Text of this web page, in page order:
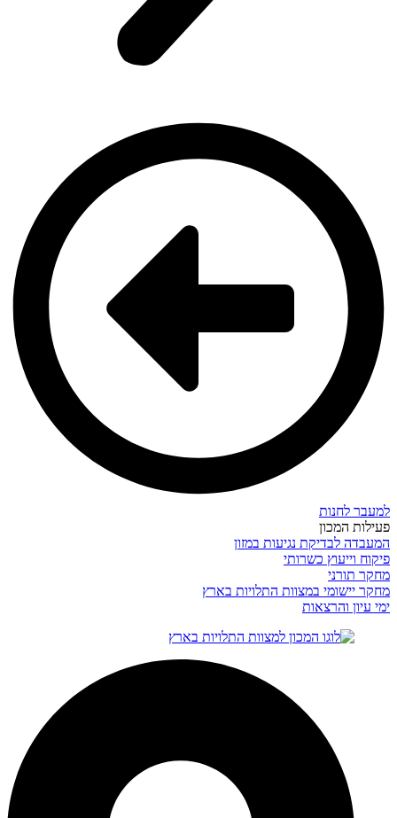
למעבר לחנות
פעילות המכון
המעבדה לבדיקת נגיעות במזון
פיקוח וייעוץ כשרותי
מחקר תורני
מחקר יישומי במצוות התלויות בארץ
ימי עיון והרצאות